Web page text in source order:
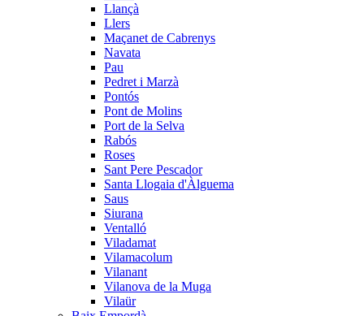
Llançà
Llers
Maçanet de Cabrenys
Navata
Pau
Pedret i Marzà
Pontós
Pont de Molins
Port de la Selva
Rabós
Roses
Sant Pere Pescador
Santa Llogaia d'Àlguema
Saus
Siurana
Ventalló
Viladamat
Vilamacolum
Vilanant
Vilanova de la Muga
Vilaür